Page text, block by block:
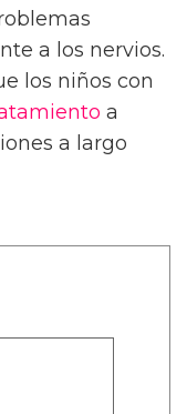
a los nervios.
los niños con
a
a largo